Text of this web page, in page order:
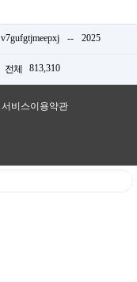
v7gufgtjmeepxj -- 2025
전체 813,310
서비스이용약관